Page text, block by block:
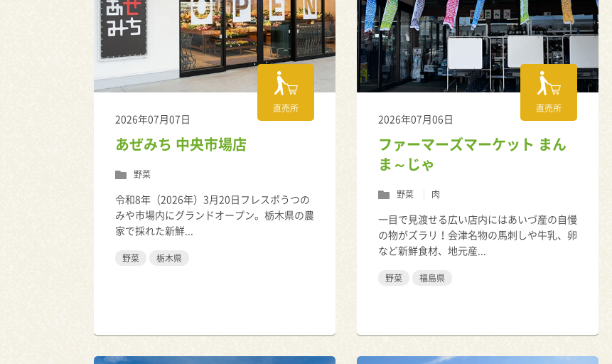
直売所
2026年07月07日
あぜみち 中央市場店
野菜
令和8年（2026年）3月20日フレスポうつの
みや市場内にグランドオープン。栃木県の農
家で採れた新鮮...
野菜 栃木県
直売所
2026年07月06日
ファーマーズマーケット まん
ま～じゃ
野菜 肉
一目で見渡せる広い店内にはあいづ産の自慢
の物がズラリ！会津名物の馬刺しや牛乳、卵
など新鮮食材、地元産...
野菜 福島県